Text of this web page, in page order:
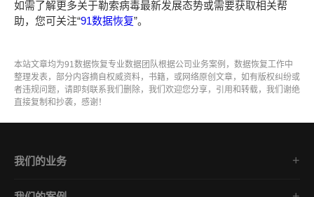
如需了解更多关于勒索病毒最新发展态势或需要获取相关帮
助，您可关注“91数据恢复”。
本站文章均为91数据恢复专业数据团队根据公司业务案例，数据恢复工作中
整理发表，部分内容摘自权威资料，书籍，或网络原创文章，如有版权纠纷或
者违规问题，请即刻联系我们删除，我们欢迎您分享，引用和转载，我们谢绝
直接复制和抄袭，感谢！
我们的业务
勒索病毒数据恢复